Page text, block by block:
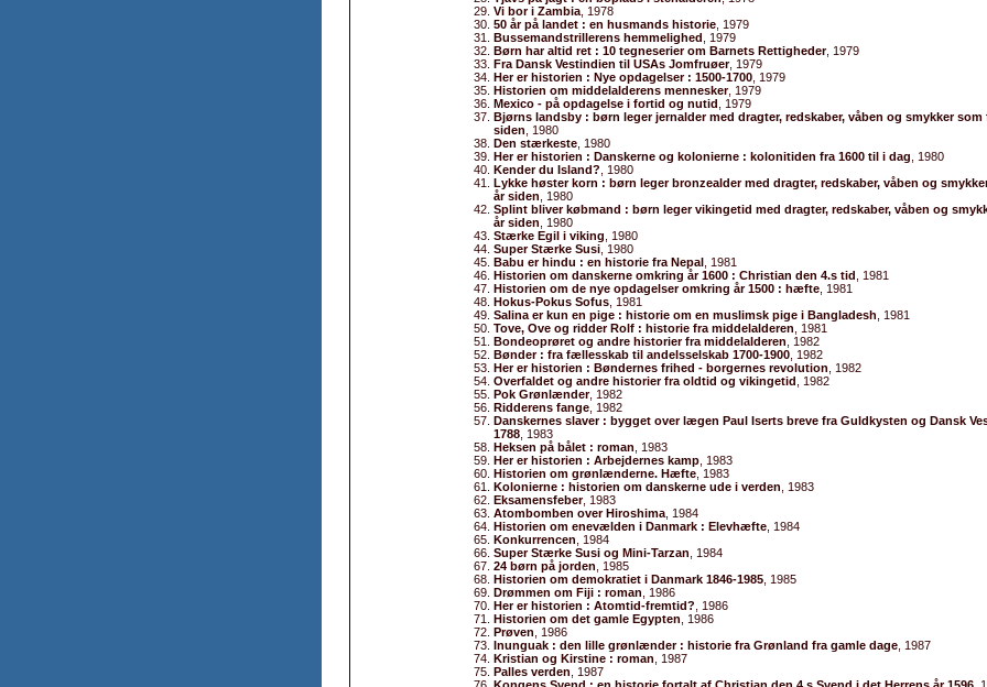
Vi bor i Zambia , 1978
50 år på landet : en husmands historie , 1979
Bussemandstrillerens hemmelighed , 1979
Børn har altid ret : 10 tegneserier om Barnets Rettigheder, 1979
Fra Dansk Vestindien til USAs Jomfruøer, 1979
Her er historien : Nye opdagelser : 1500-1700 , 1979
Historien om middelalderens mennesker, 1979
Mexico - på opdagelse i fortid og nutid , 1979
Bjørns landsby : børn leger jernalder med dragter, redskaber, våben og smykker som
siden , 1980
Den stærkeste , 1980
Her er historien : Danskerne og kolonierne : kolonitiden fra 1600 til i dag , 1980
Kender du Island? , 1980
Lykke høster korn : børn leger bronzealder med dragter, redskaber, våben og
år siden , 1980
Splint bliver købmand : børn leger vikingetid med dragter, redskaber, våben og
år siden , 1980
Stærke Egil i viking , 1980
Super Stærke Susi , 1980
Babu er hindu : en historie fra Nepal , 1981
Historien om danskerne omkring år 1600 : Christian den 4.s tid , 1981
Historien om de nye opdagelser omkring år 1500 : hæfte , 1981
Hokus-Pokus Sofus , 1981
Salina er kun en pige : historie om en muslimsk pige i Bangladesh , 1981
Tove, Ove og ridder Rolf : historie fra middelalderen , 1981
Bondeoprøret og andre historier fra middelalderen , 1982
Bønder : fra fællesskab til andelsselskab 1700-1900 , 1982
Her er historien : Bøndernes frihed - borgernes revolution , 1982
Overfaldet og andre historier fra oldtid og vikingetid , 1982
Pok Grønlænder, 1982
Ridderens fange , 1982
Danskernes slaver : bygget over lægen Paul Iserts breve fra Guldkysten og Dansk
1788 , 1983
Heksen på bålet : roman , 1983
Her er historien : Arbejdernes kamp , 1983
Historien om grønlænderne. Hæfte , 1983
Kolonierne : historien om danskerne ude i verden , 1983
Eksamensfeber, 1983
Atombomben over Hiroshima , 1984
Historien om enevælden i Danmark : Elevhæfte , 1984
Konkurrencen , 1984
Super Stærke Susi og Mini-Tarzan , 1984
24 børn på jorden , 1985
Historien om demokratiet i Danmark 1846-1985 , 1985
Drømmen om Fiji : roman , 1986
Her er historien : Atomtid-fremtid? , 1986
Historien om det gamle Egypten , 1986
Prøven , 1986
Inunguak : den lille grønlænder : historie fra Grønland fra gamle dage , 1987
Kristian og Kirstine : roman , 1987
Palles verden , 1987